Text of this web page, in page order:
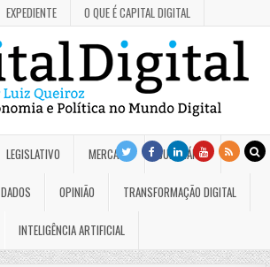
EXPEDIENTE O QUE É CAPITAL DIGITAL
LEGISLATIVO MERCADO JUDICIÁRIO
DADOS OPINIÃO TRANSFORMAÇÃO DIGITAL
INTELIGÊNCIA ARTIFICIAL